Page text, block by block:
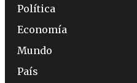
Política
Economía
Mundo
País